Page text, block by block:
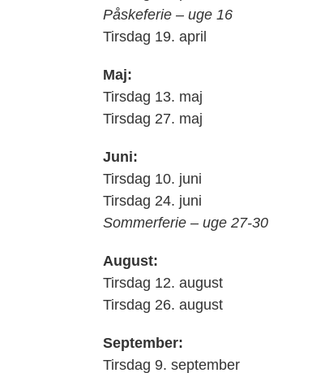
Påskeferie – uge 16
Tirsdag 19. april
Maj:
Tirsdag 13. maj
Tirsdag 27. maj
Juni:
Tirsdag 10. juni
Tirsdag 24. juni
Sommerferie – uge 27-30
August:
Tirsdag 12. august
Tirsdag 26. august
September:
Tirsdag 9. september